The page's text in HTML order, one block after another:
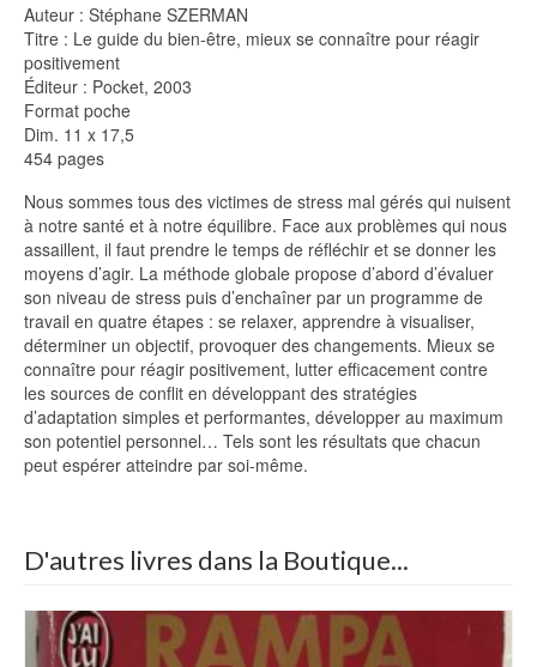
Auteur : Stéphane SZERMAN
Titre : Le guide du bien-être, mieux se connaître pour réagir
positivement
Éditeur : Pocket, 2003
Format poche
Dim. 11 x 17,5
454 pages
Nous sommes tous des victimes de stress mal gérés qui nuisent
à notre santé et à notre équilibre. Face aux problèmes qui nous
assaillent, il faut prendre le temps de réfléchir et se donner les
moyens d’agir. La méthode globale propose d’abord d’évaluer
son niveau de stress puis d’enchaîner par un programme de
travail en quatre étapes : se relaxer, apprendre à visualiser,
déterminer un objectif, provoquer des changements. Mieux se
connaître pour réagir positivement, lutter efficacement contre
les sources de conflit en développant des stratégies
d’adaptation simples et performantes, développer au maximum
son potentiel personnel… Tels sont les résultats que chacun
peut espérer atteindre par soi-même.
D'autres livres dans la Boutique...